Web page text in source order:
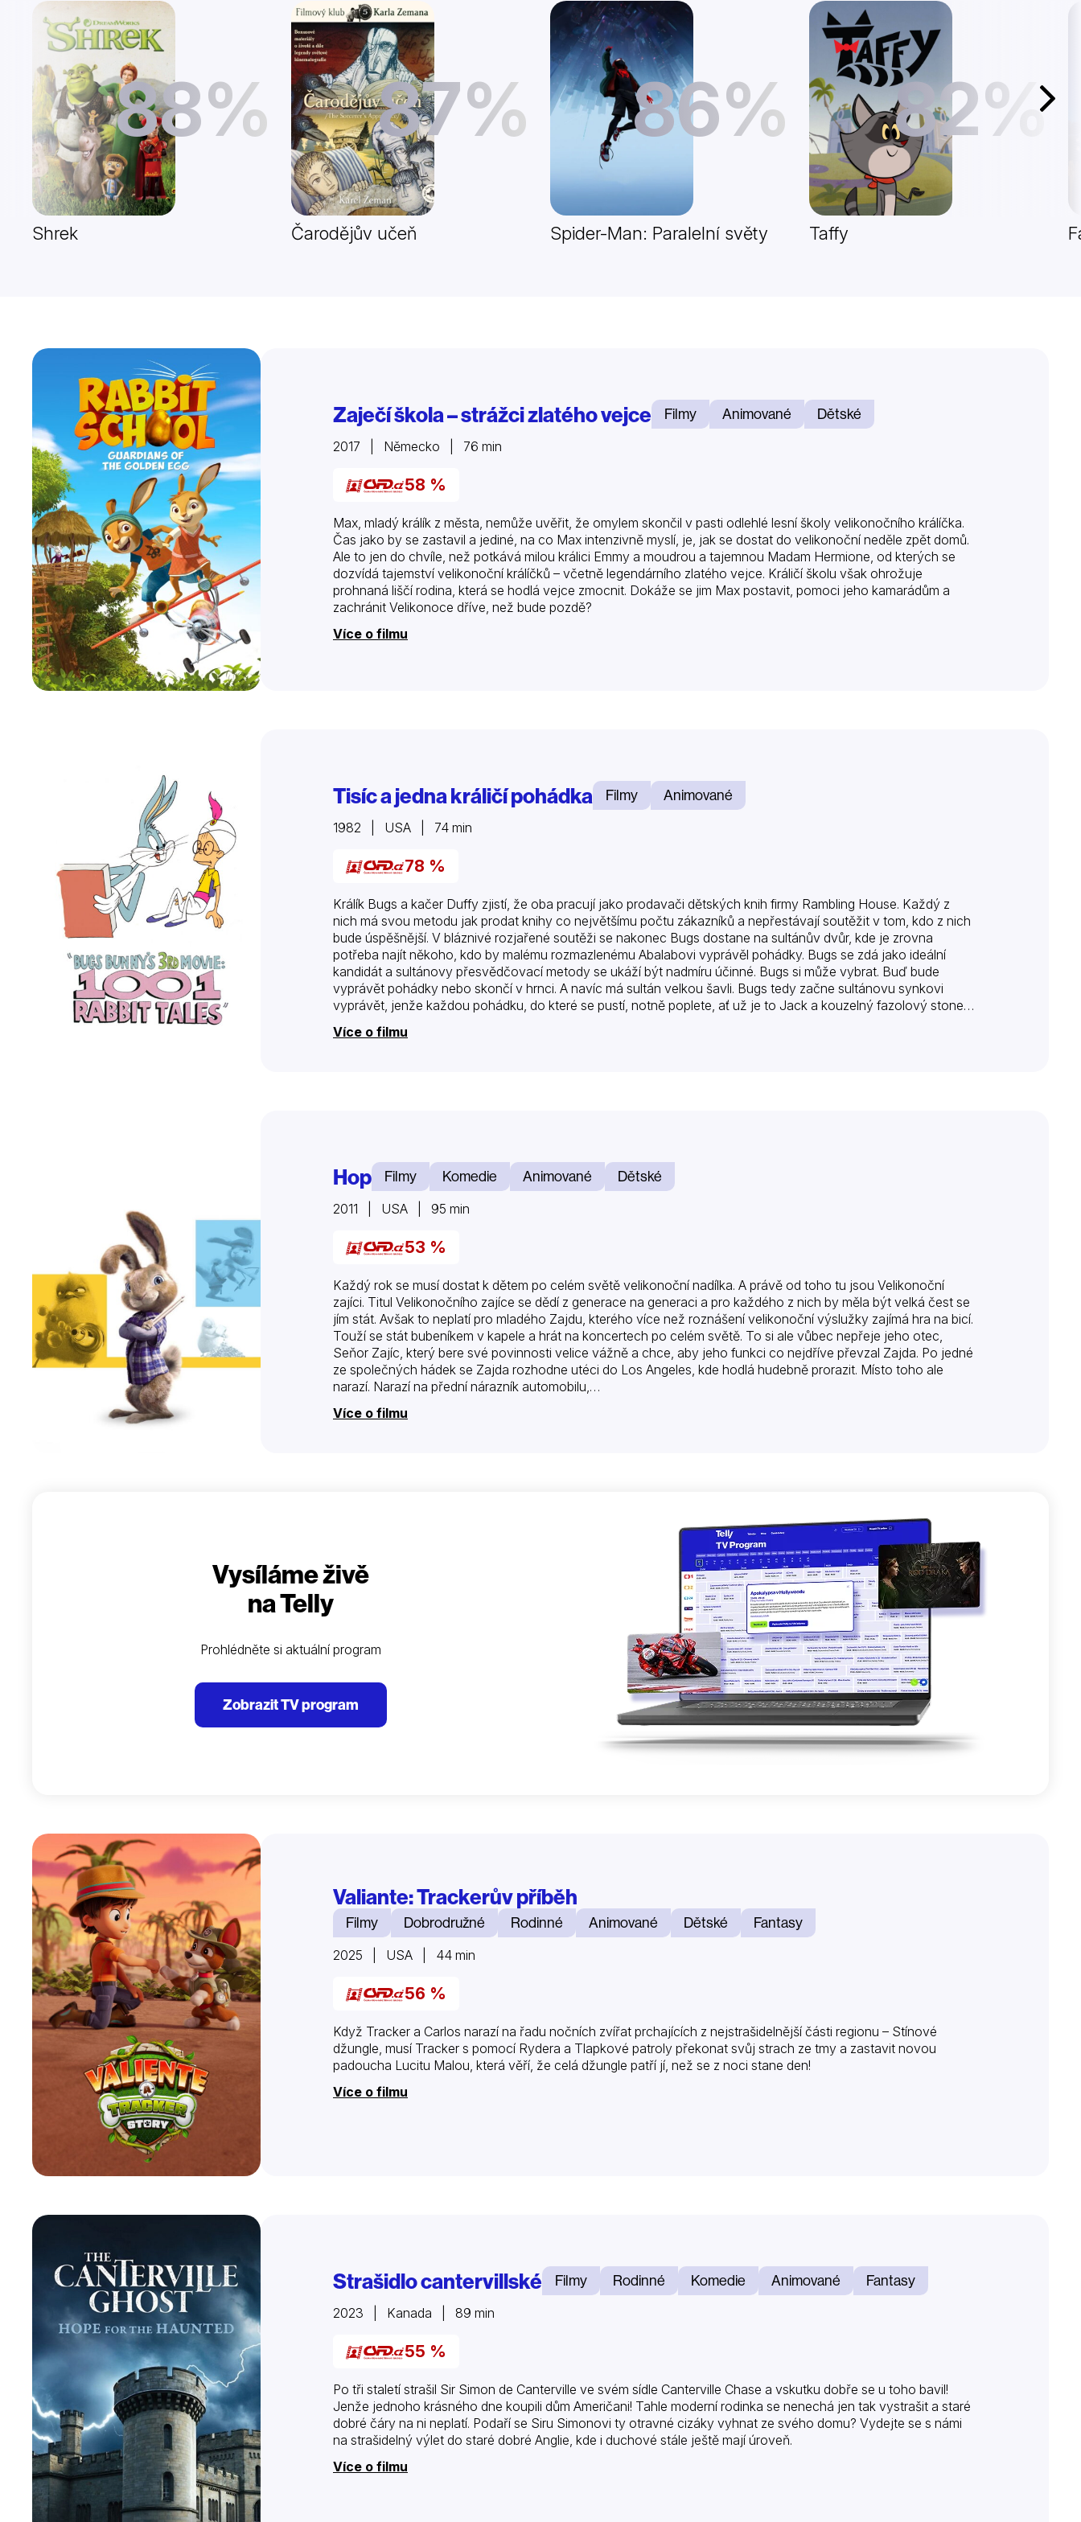
Další
88%
Shrek
87%
Čarodějův učeň
86%
Spider-Man: Paralelní světy
82%
Taffy
Zaječí škola – strážci zlatého vejce Filmy Animované Dětské
2017 | Německo | 76 min
58 %
Max, mladý králík z města, nemůže uvěřit, že omylem skončil v pasti odlehlé lesní školy velikonočního králíčka.
Čas jako by se zastavil a jediné, na co Max intenzivně myslí, je, jak se dostat do velikonoční neděle zpět domů.
Ale to jen do chvíle, než potkává milou králici Emmy a moudrou a tajemnou Madam Hermione, od kterých se
dozvídá tajemství velikonoční králíčků – včetně legendárního zlatého vejce. Králičí školu však ohrožuje
prohnaná liščí rodina, která se hodlá vejce zmocnit. Dokáže se jim Max postavit, pomoci jeho kamarádům a
zachránit Velikonoce dříve, než bude pozdě?
Více o filmu
Tisíc a jedna králičí pohádka Filmy Animované
1982 | USA | 74 min
78 %
Králík Bugs a kačer Duffy zjistí, že oba pracují jako prodavači dětských knih firmy Rambling House. Každý z
nich má svou metodu jak prodat knihy co největšímu počtu zákazníků a nepřestávají soutěžit v tom, kdo z nich
bude úspěšnější. V bláznivé rozjařené soutěži se nakonec Bugs dostane na sultánův dvůr, kde je zrovna
potřeba najít někoho, kdo by malému rozmazlenému Abalabovi vyprávěl pohádky. Bugs se zdá jako ideální
kandidát a sultánovy přesvědčovací metody se ukáží být nadmíru účinné. Bugs si může vybrat. Buď bude
vyprávět pohádky nebo skončí v hrnci. A navíc má sultán velkou šavli. Bugs tedy začne sultánovu synkovi
vyprávět, jenže každou pohádku, do které se pustí, notně poplete, ať už je to Jack a kouzelný fazolový stonek,
Více o filmu
Hop Filmy Komedie Animované Dětské
2011 | USA | 95 min
53 %
Každý rok se musí dostat k dětem po celém světě velikonoční nadílka. A právě od toho tu jsou Velikonoční
zajíci. Titul Velikonočního zajíce se dědí z generace na generaci a pro každého z nich by měla být velká čest se
jím stát. Avšak to neplatí pro mladého Zajdu, kterého více než roznášení velikonoční výslužky zajímá hra na bicí.
Touží se stát bubeníkem v kapele a hrát na koncertech po celém světě. To si ale vůbec nepřeje jeho otec,
Seňor Zajíc, který bere své povinnosti velice vážně a chce, aby jeho funkci co nejdříve převzal Zajda. Po jedné
ze společných hádek se Zajda rozhodne utéci do Los Angeles, kde hodlá hudebně prorazit. Místo toho ale
narazí. Narazí na přední nárazník automobilu,…
Více o filmu
Vysíláme živě
na Telly
Prohlédněte si aktuální program
Zobrazit TV program
Valiante: Trackerův příběh
Filmy Dobrodružné Rodinné Animované Dětské Fantasy
2025 | USA | 44 min
56 %
Když Tracker a Carlos narazí na řadu nočních zvířat prchajících z nejstrašidelnější části regionu – Stínové
džungle, musí Tracker s pomocí Rydera a Tlapkové patroly překonat svůj strach ze tmy a zastavit novou
padoucha Lucitu Malou, která věří, že celá džungle patří jí, než se z noci stane den!
Více o filmu
Strašidlo cantervillské Filmy Rodinné Komedie Animované Fantasy
2023 | Kanada | 89 min
55 %
Po tři staletí strašil Sir Simon de Canterville ve svém sídle Canterville Chase a vskutku dobře se u toho bavil!
Jenže jednoho krásného dne koupili dům Američani! Tahle moderní rodinka se nenechá jen tak vystrašit a staré
dobré čáry na ni neplatí. Podaří se Siru Simonovi ty otravné cizáky vyhnat ze svého domu? Vydejte se s námi
na strašidelný výlet do staré dobré Anglie, kde i duchové stále ještě mají úroveň.
Více o filmu